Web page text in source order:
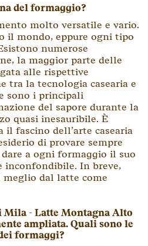
del formaggio?
molto versatile e vario.
il mondo, eppure ogni tipo
numerose
la maggior parte delle
alle rispettive
tra la tecnologia casearia e
sono i principali
del sapore durante la
quasi inesauribile. È
fascino dell’arte casearia
di provare sempre
a ogni formaggio il suo
inconfondibile. In breve,
dal latte come
Mila - Latte Montagna Alto
ampliata. Quali sono le
formaggi?